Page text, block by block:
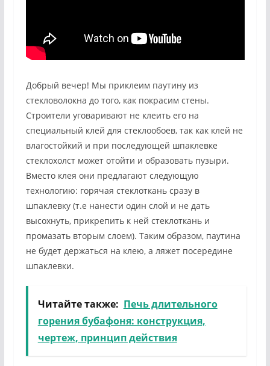
Добрый вечер! Мы приклеим паутину из
стекловолокна до того, как покрасим стены.
Строители уговаривают не клеить его на
специальный клей для стеклообоев, так как клей не
влагостойкий и при последующей шпаклевке
стеклохолст может отойти и образовать пузыри.
Вместо клея они предлагают следующую
технологию: горячая стеклоткань сразу в
шпаклевку (т.е нанести один слой и не дать
высохнуть, прикрепить к ней стеклоткань и
промазать вторым слоем). Таким образом, паутина
не будет держаться на клею, а ляжет посередине
шпаклевки.
Читайте также: Печь длительного
горения бубафоня: конструкция,
чертеж, принцип действия